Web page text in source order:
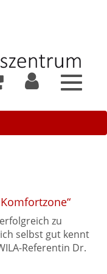
Toggle
zu
selbst gut kennt
Referentin Dr.